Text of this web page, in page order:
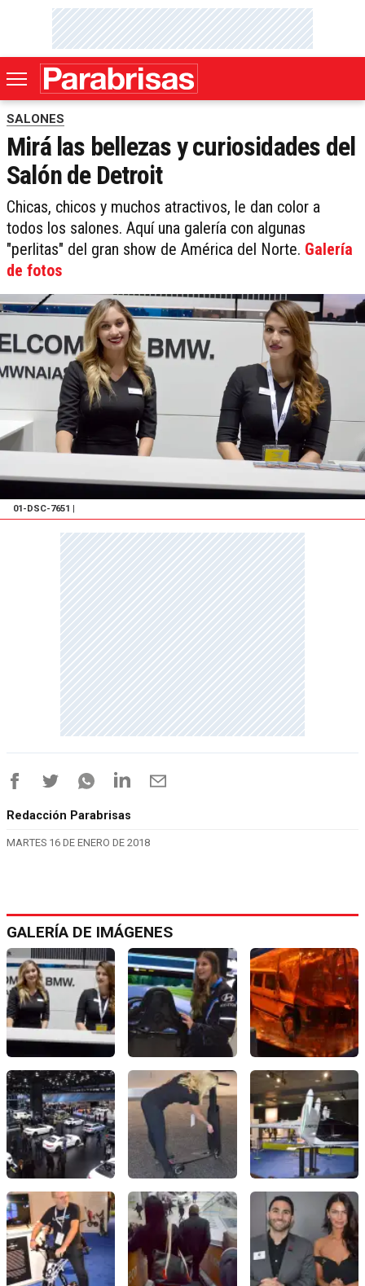
SALONES
Mirá las bellezas y curiosidades del
Salón de Detroit
Chicas, chicos y muchos atractivos, le dan color a
todos los salones. Aquí una galería con algunas
"perlitas" del gran show de América del Norte. Galería
de fotos
01-DSC-7651
Redacción Parabrisas
MARTES 16 DE ENERO DE 2018
GALERÍA DE IMÁGENES